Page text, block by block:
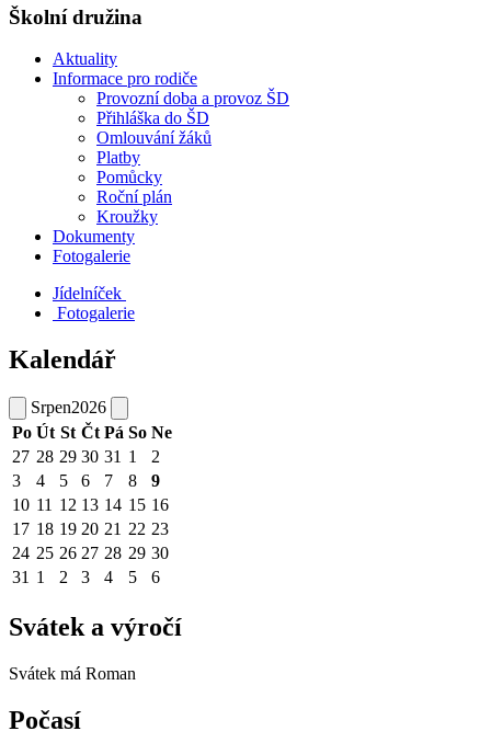
Školní družina
Aktuality
Informace pro rodiče
Provozní doba a provoz ŠD
Přihláška do ŠD
Omlouvání žáků
Platby
Pomůcky
Roční plán
Kroužky
Dokumenty
Fotogalerie
Jídelníček
Fotogalerie
Kalendář
Srpen2026
Po Út St Čt Pá So Ne
27 28 29 30 31 1
2
3
4 5 6 7 8
9
10 11 12 13 14 15 16
17 18 19 20 21 22 23
24 25 26 27 28 29 30
31 1 2 3 4 5 6
Svátek a výročí
Svátek má Roman
Počasí